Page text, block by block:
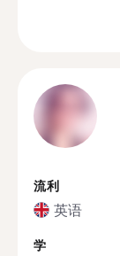
流利
英语
学